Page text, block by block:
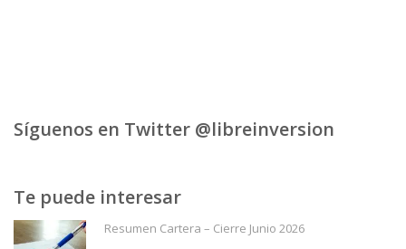
Síguenos en Twitter @libreinversion
Te puede interesar
Resumen Cartera – Cierre Junio 2026